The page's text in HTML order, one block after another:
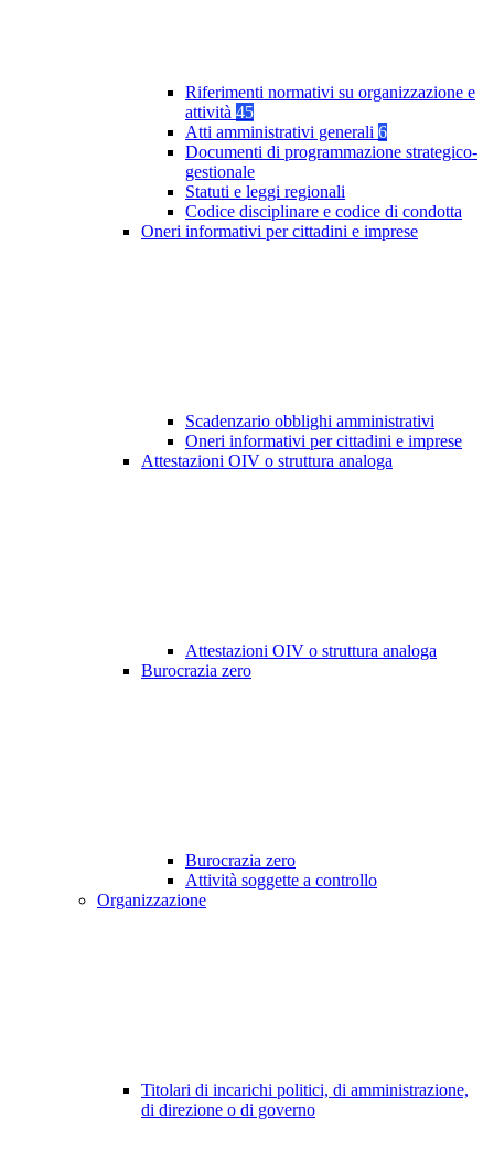
Riferimenti normativi su organizzazione e
attività 45
Atti amministrativi generali 6
Documenti di programmazione strategico-
gestionale
Statuti e leggi regionali
Codice disciplinare e codice di condotta
Oneri informativi per cittadini e imprese
Scadenzario obblighi amministrativi
Oneri informativi per cittadini e imprese
Attestazioni OIV o struttura analoga
Attestazioni OIV o struttura analoga
Burocrazia zero
Burocrazia zero
Attività soggette a controllo
Organizzazione
Titolari di incarichi politici, di amministrazione,
di direzione o di governo